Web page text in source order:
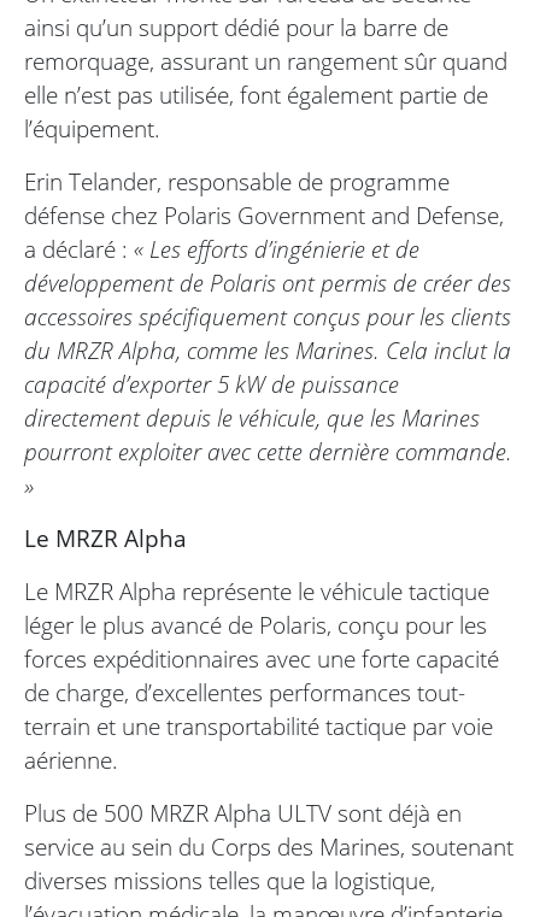
ainsi qu’un support dédié pour la barre de
remorquage, assurant un rangement sûr quand
elle n’est pas utilisée, font également partie de
l’équipement.
Erin Telander, responsable de programme
défense chez Polaris Government and Defense,
a déclaré : « Les efforts d’ingénierie et de
développement de Polaris ont permis de créer des
accessoires spécifiquement conçus pour les clients
du MRZR Alpha, comme les Marines. Cela inclut la
capacité d’exporter 5 kW de puissance
directement depuis le véhicule, que les Marines
pourront exploiter avec cette dernière commande.
»
Le MRZR Alpha
Le MRZR Alpha représente le véhicule tactique
léger le plus avancé de Polaris, conçu pour les
forces expéditionnaires avec une forte capacité
de charge, d’excellentes performances tout-
terrain et une transportabilité tactique par voie
aérienne.
Plus de 500 MRZR Alpha ULTV sont déjà en
service au sein du Corps des Marines, soutenant
diverses missions telles que la logistique,